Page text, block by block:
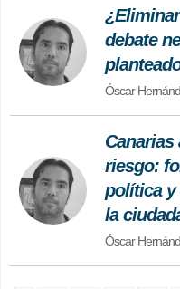
debate
Óscar
riesgo:
política y
la
Óscar